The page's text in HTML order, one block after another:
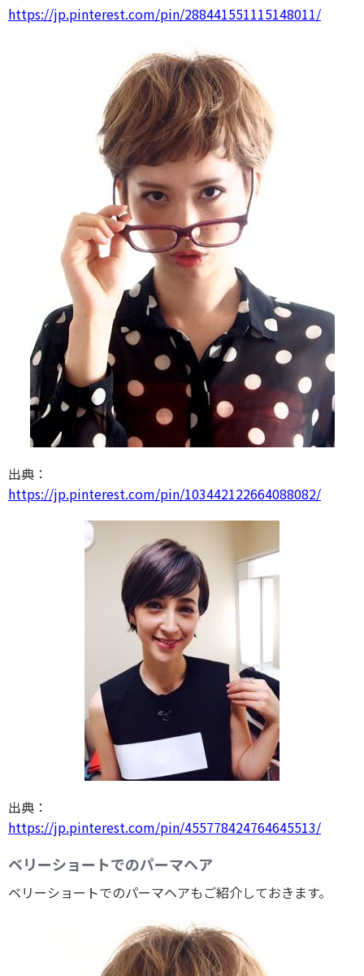
https://jp.pinterest.com/pin/288441551115148011/
出典：
https://jp.pinterest.com/pin/103442122664088082/
出典：
https://jp.pinterest.com/pin/455778424764645513/
ベリーショートでのパーマヘア
ベリーショートでのパーマヘアもご紹介しておきます。